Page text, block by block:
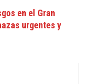
en el Gran
urgentes y